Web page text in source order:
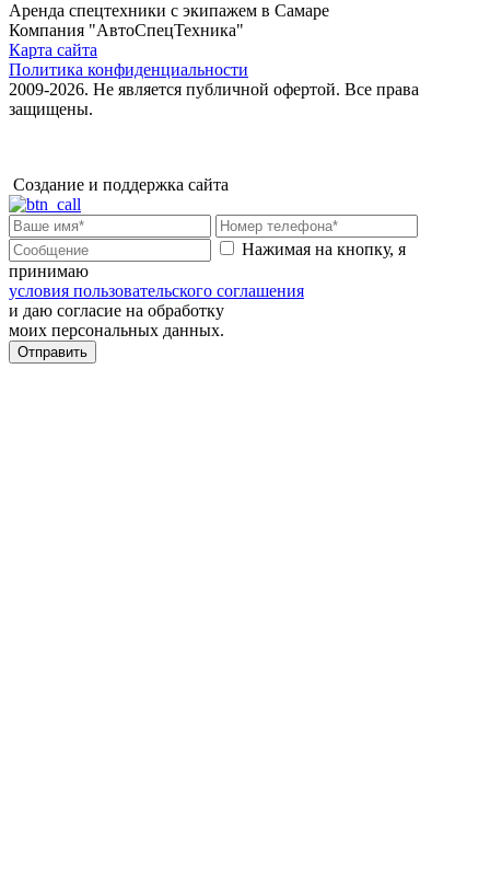
Аренда спецтехники с экипажем в Самаре
Компания "АвтоСпецТехника"
Карта сайта
Политика конфиденциальности
2009-2026. Не является публичной офертой. Все права
защищены.
Создание и поддержка сайта
Нажимая на кнопку, я
принимаю
условия пользовательского соглашения
и даю согласие на обработку
моих персональных данных.
Отправить